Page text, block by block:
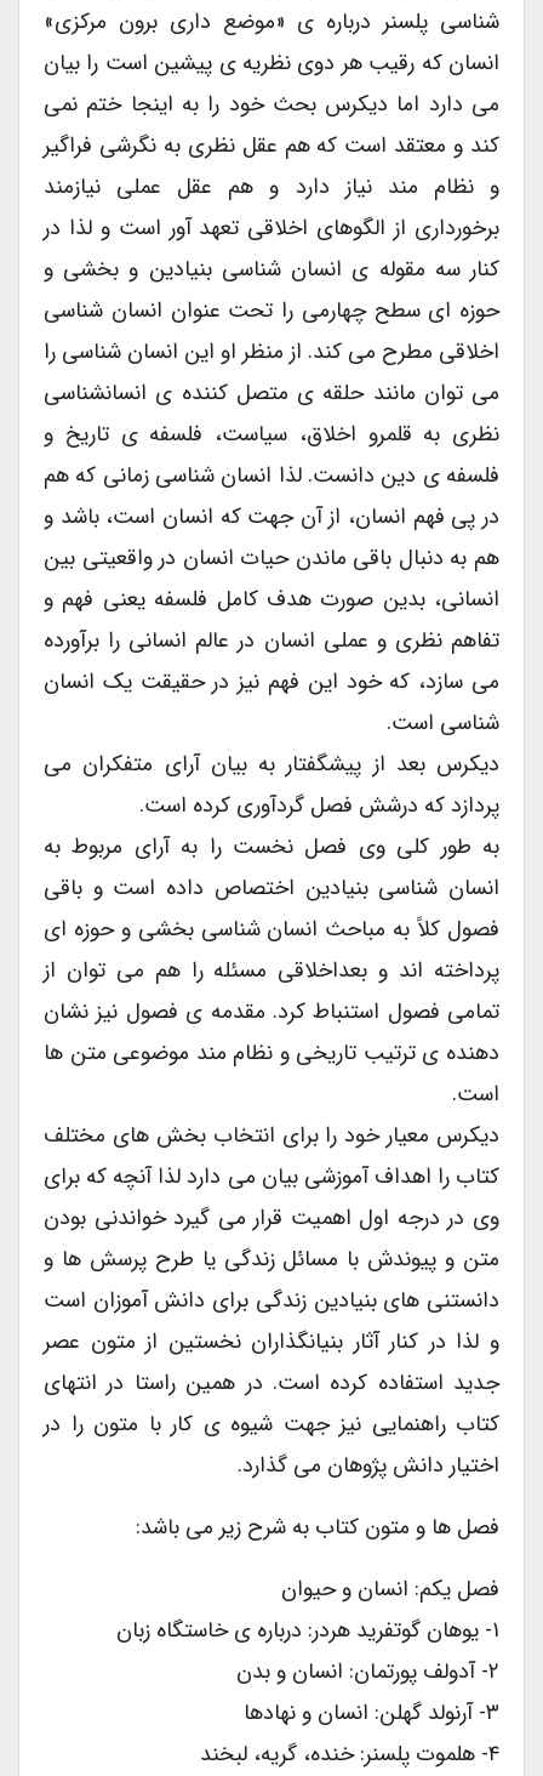
شناسی پلسنر درباره ی «موضع داری برون مرکزی»
انسان که رقیب هر دوی نظریه ی پیشین است را بیان
می دارد اما دیکرس بحث خود را به اینجا ختم نمی
کند و معتقد است که هم عقل نظری به نگرشی فراگیر
و نظام مند نیاز دارد و هم عقل عملی نیازمند
برخورداری از الگوهای اخلاقی تعهد آور است و لذا در
کنار سه مقوله ی انسان شناسی بنیادین و بخشی و
حوزه ای سطح چهارمی را تحت عنوان انسان شناسی
اخلاقی مطرح می کند. از منظر او این انسان شناسی را
می توان مانند حلقه ی متصل کننده ی انسانشناسی
نظری به قلمرو اخلاق، سیاست، فلسفه ی تاریخ و
فلسفه ی دین دانست. لذا انسان شناسی زمانی که هم
در پی فهم انسان، از آن جهت که انسان است، باشد و
هم به دنبال باقی ماندن حیات انسان در واقعیتی بین
انسانی، بدین صورت هدف کامل فلسفه یعنی فهم و
تفاهم نظری و عملی انسان در عالم انسانی را برآورده
می سازد، که خود این فهم نیز در حقیقت یک انسان
شناسی است.
دیکرس بعد از پیشگفتار به بیان آرای متفکران می
پردازد که درشش فصل گردآوری کرده است.
به طور کلی وی فصل نخست را به آرای مربوط به
انسان شناسی بنیادین اختصاص داده است و باقی
فصول کلاً به مباحث انسان شناسی بخشی و حوزه ای
پرداخته اند و بعداخلاقی مسئله را هم می توان از
تمامی فصول استنباط کرد. مقدمه ی فصول نیز نشان
دهنده ی ترتیب تاریخی و نظام مند موضوعی متن ها
است.
دیکرس معیار خود را برای انتخاب بخش های مختلف
کتاب را اهداف آموزشی بیان می دارد لذا آنچه که برای
وی در درجه اول اهمیت قرار می گیرد خواندنی بودن
متن و پیوندش با مسائل زندگی یا طرح پرسش ها و
دانستنی های بنیادین زندگی برای دانش آموزان است
و لذا در کنار آثار بنیانگذاران نخستین از متون عصر
جدید استفاده کرده است. در همین راستا در انتهای
کتاب راهنمایی نیز جهت شیوه ی کار با متون را در
اختیار دانش پژوهان می گذارد.
فصل ها و متون کتاب به شرح زیر می باشد:
فصل یکم: انسان و حیوان